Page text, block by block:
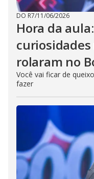
DO R7/11/06/2026
Hora da
rolaram no
Você vai ficar de
fazer